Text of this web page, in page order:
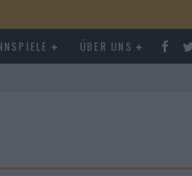
ÜBER UNS